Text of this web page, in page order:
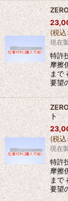
(税込:
現在
特許
摩擦
まで
要望
ト
(税込:
現在
特許
摩擦
まで
要望